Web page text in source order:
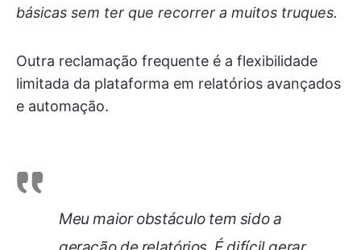
básicas sem ter que recorrer a muitos truques.
Outra reclamação frequente é a flexibilidade
limitada da plataforma em relatórios avançados
e automação.
Meu maior obstáculo tem sido a